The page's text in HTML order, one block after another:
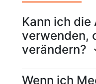
Kann ich die
verwenden,
verändern?
Wenn ich